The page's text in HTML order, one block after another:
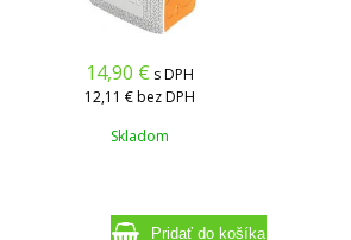
14,90 € s DPH
12,11 € bez DPH
Skladom